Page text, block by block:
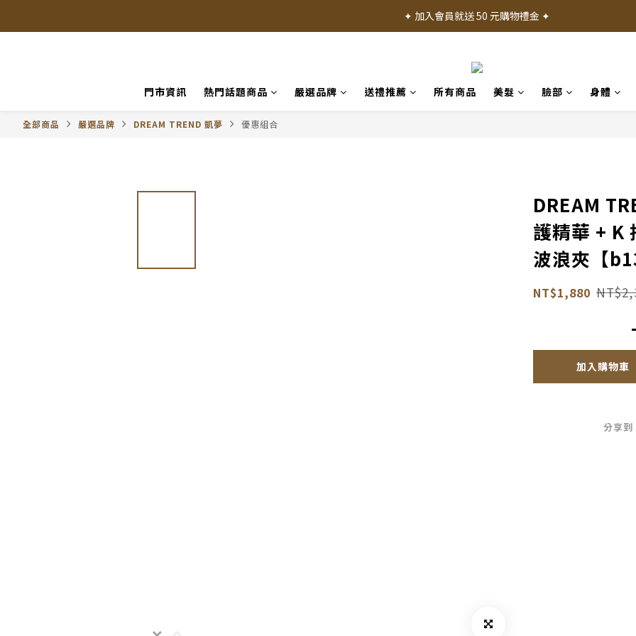
✦ 加入會員就送 50 元購物禮金 ✦
✦ 加入會員就送 50 元購物禮金 ✦
門市資訊 熱門話題商品 嚴選品牌 送禮推薦 所有商品 美髮 臉部 身體
全部商品 嚴選品牌 DREAM TREND 凱夢 優惠組合
DREAM
護精華 + K
波浪夾【
NT$1,880
加入購物車
分享到